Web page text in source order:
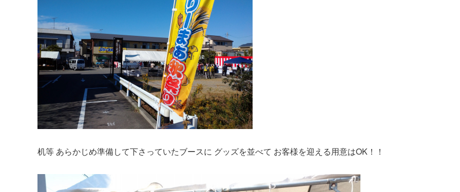
机等 あらかじめ準備して下さっていたブースに グッズを並べて お客様を迎える用意はOK！！